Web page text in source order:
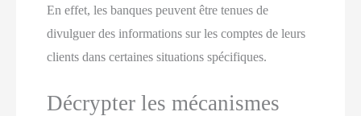
En effet, les banques peuvent être tenues de
divulguer des informations sur les comptes de leurs
clients dans certaines situations spécifiques.
Décrypter les mécanismes